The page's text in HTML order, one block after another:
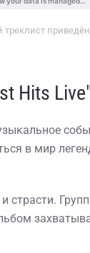
треклист
Hits
в мир